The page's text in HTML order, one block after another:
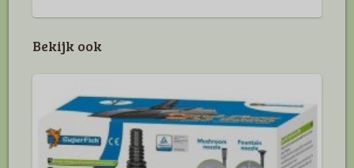
Bekijk ook